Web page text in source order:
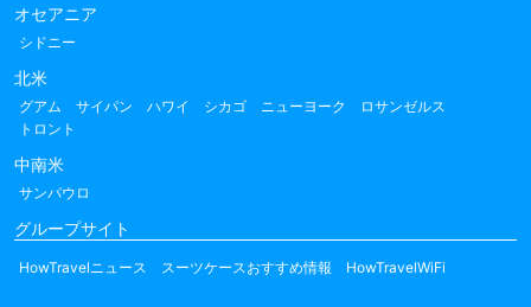
オセアニア
シドニー
北米
グアム サイパン ハワイ シカゴ ニューヨーク
ロサンゼルス
トロント
中南米
サンパウロ
グループサイト
HowTravelニュース スーツケースおすすめ情報 HowTravelWiFi